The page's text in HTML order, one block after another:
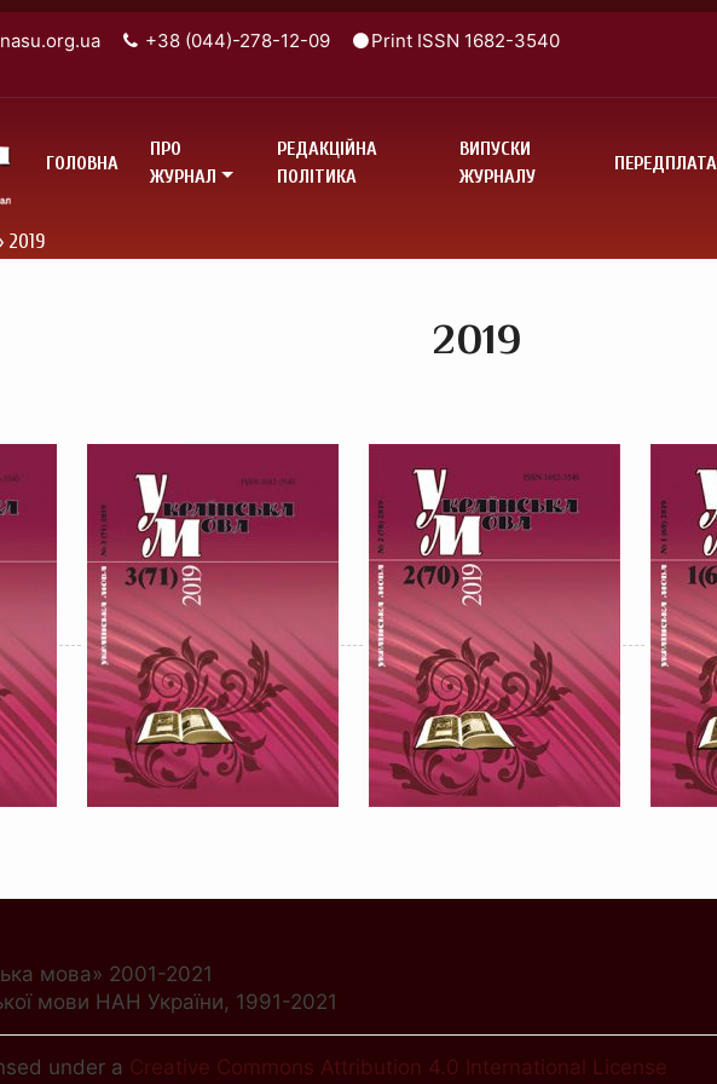
+38 (044)-278-12-09
Print ISSN 1682-3540
ГОЛОВНА
ПРО
ЖУРНАЛ
РЕДАКЦІЙНА
ПОЛІТИКА
ВИПУСКИ
ЖУРНАЛУ
ПЕРЕДПЛАТА
2019
2019
мова» 2001-2021
мови НАН України, 1991-2021
under a Creative Commons Attribution 4.0 International License